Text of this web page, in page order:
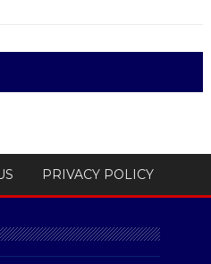
PRIVACY POLICY